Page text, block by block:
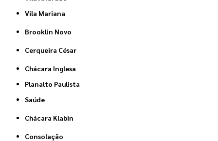
Vila Mariana
Brooklin Novo
Cerqueira César
Chácara Inglesa
Planalto Paulista
Saúde
Chácara Klabin
Consolação